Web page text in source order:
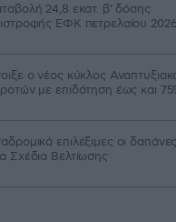
24,8 εκατ. β’ δόσης
ΕΦΚ πετρελαίου 2026
ο νέος κύκλος
με επιδότηση έως και
επιλέξιμες οι
Σχέδια Βελτίωσης